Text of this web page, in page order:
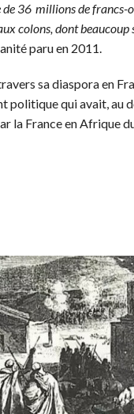
36 millions de francs-
colons, dont beaucoup
paru en 2011.
sa diaspora en
politique qui avait, au
la France en Afrique